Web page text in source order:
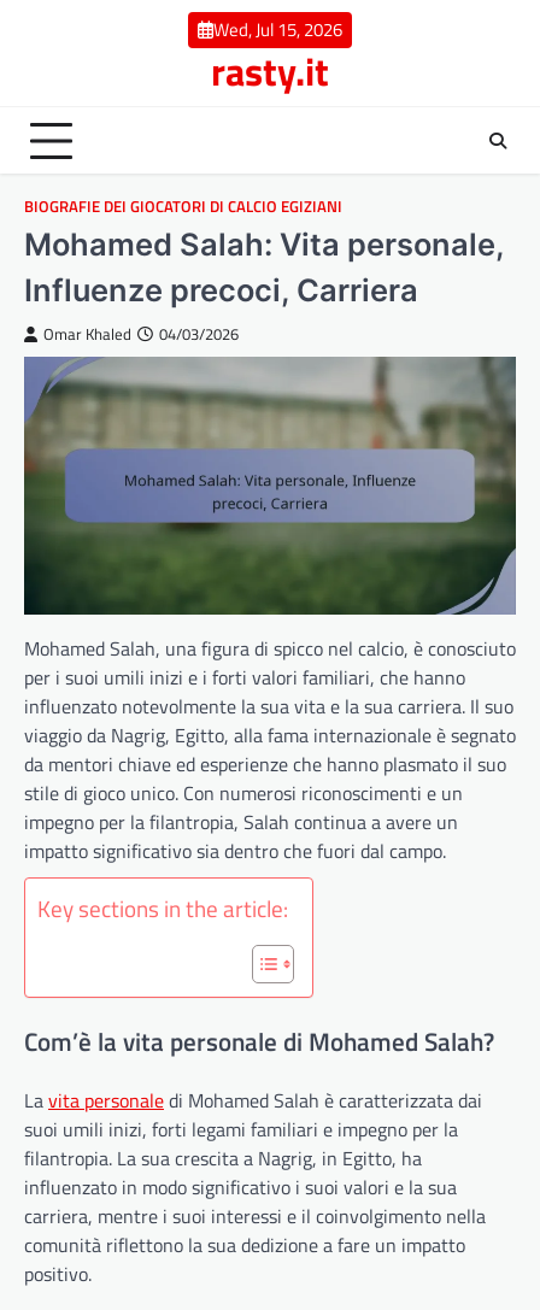
Wed, Jul 15, 2026
rasty.it
BIOGRAFIE DEI GIOCATORI DI CALCIO EGIZIANI
Mohamed Salah: Vita personale,
Influenze precoci, Carriera
Omar Khaled 04/03/2026
Mohamed Salah, una figura di spicco nel calcio, è conosciuto
per i suoi umili inizi e i forti valori familiari, che hanno
influenzato notevolmente la sua vita e la sua carriera. Il suo
viaggio da Nagrig, Egitto, alla fama internazionale è segnato
da mentori chiave ed esperienze che hanno plasmato il suo
stile di gioco unico. Con numerosi riconoscimenti e un
impegno per la filantropia, Salah continua a avere un
impatto significativo sia dentro che fuori dal campo.
Key sections in the article:
Com’è la vita personale di Mohamed Salah?
Lavita personaledi Mohamed Salah è caratterizzata dai
suoi umili inizi, forti legami familiari e impegno per la
filantropia. La sua crescita a Nagrig, in Egitto, ha
influenzato in modo significativo i suoi valori e la sua
carriera, mentre i suoi interessi e il coinvolgimento nella
comunità riflettono la sua dedizione a fare un impatto
positivo.